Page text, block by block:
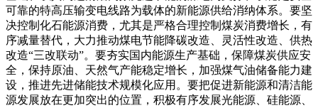
可靠的特高压输变电线路为载体的新能源供给消纳体系。要坚
决控制化石能源消费，尤其是严格合理控制煤炭消费增长，有
序减量替代，大力推动煤电节能降碳改造、灵活性改造、供热
改造“三改联动”。要夯实国内能源生产基础，保障煤炭供应安
全，保持原油、天然气产能稳定增长，加强煤气油储备能力建
设，推进先进储能技术规模化应用。要把促进新能源和清洁能
源发展放在更加突出的位置，积极有序发展光能源、硅能源、